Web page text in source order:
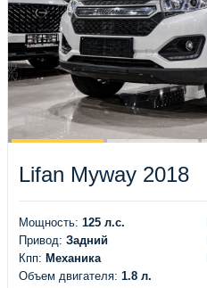
(6)
(34)
(77)
(20)
(4)
(3)
(33)
(13)
Lifan Myway 2018
Мощность: 125 л.с.
Привод: Задний
Кпп: Механика
Объем двигателя: 1.8 л.